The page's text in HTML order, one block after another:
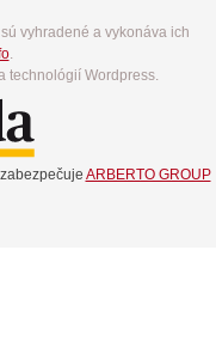
vyhradené a vykonáva ich
.
technológií Wordpress.
ARBERTO GROUP